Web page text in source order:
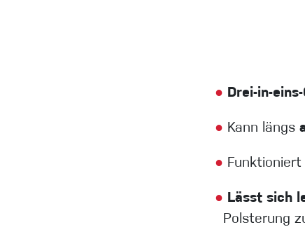
● Drei-in-
● Kann längs
● Funktioniert
● Lässt sich
Polsterung